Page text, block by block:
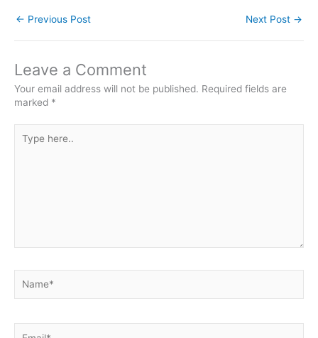
← Previous Post Next Post →
Leave a Comment
Your email address will not be published. Required fields are
marked *
here..